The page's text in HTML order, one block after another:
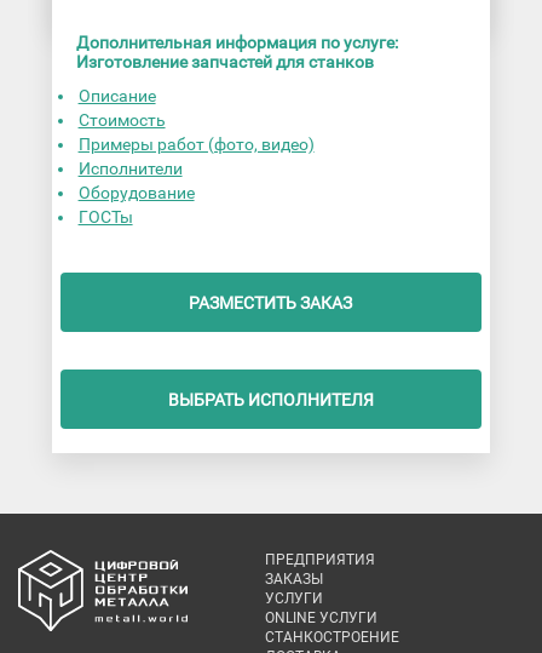
Дополнительная информация по услуге:
Изготовление запчастей для станков
Описание
Стоимость
Примеры работ (фото, видео)
Исполнители
Оборудование
ГОСТы
РАЗМЕСТИТЬ ЗАКАЗ
ВЫБРАТЬ ИСПОЛНИТЕЛЯ
ПРЕДПРИЯТИЯ
ЗАКАЗЫ
УСЛУГИ
ONLINE УСЛУГИ
СТАНКОСТРОЕНИЕ